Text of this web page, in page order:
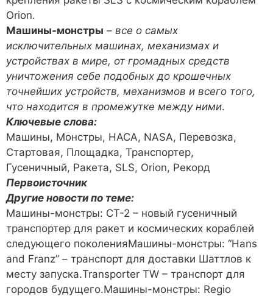
Orion.
Машины-монстры – все о самых
исключительных машинах, механизмах и
устройствах в мире, от громадных средств
уничтожения себе подобных до крошечных
точнейших устройств, механизмов и всего того,
что находится в промежутке между ними.
Ключевые слова:
Машины, Монстры, НАСА, NASA, Перевозка,
Стартовая, Площадка, Транспортер,
Гусеничный, Ракета, SLS, Orion, Рекорд
Первоисточник
Другие новости по теме:
Машины-монстры: CT-2 – новый гусеничный
транспортер для ракет и космических кораблей
следующего поколенияМашины-монстры: “Hans
and Franz” – транспорт для доставки Шаттлов к
месту запуска.Transporter TW – транспорт для
городов будущего.Машины-монстры: Regio